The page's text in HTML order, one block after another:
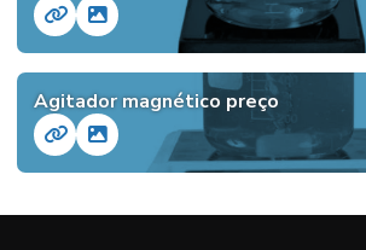
Agitador magnético preço